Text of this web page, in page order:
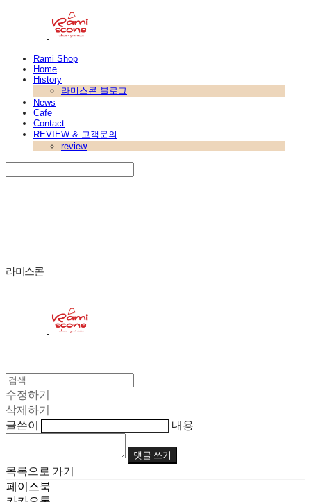
Rami Shop
Home
History
라미스콘 블로그
News
Cafe
Contact
REVIEW & 고객문의
review
라미스콘
수정하기
삭제하기
글쓴이
내용
댓글 쓰기
목록으로 가기
페이스북